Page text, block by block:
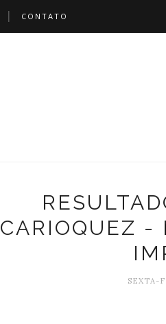
CONTATO
CARIOQUEZ -
SEXTA-